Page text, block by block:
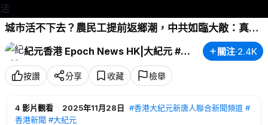
城市活不下去？農民工提前返鄉潮，中共如臨大敵：真正
最怕的事要來了？銀行五年存單消失、房市崩壓…今年冬
天會發生甚麼？|#紀元香港 #EpochNewsHK #農民工返
鄉 #中共監控 #經濟危機
紀元香港 Epoch News HK|大紀元 #粵語 關注·2.4K
按讚 分享 收藏 檢舉
4 影片觀看 · 2025年11月28日 #香港大紀元新唐人聯合新聞頻道 #
香港新聞 #大紀元